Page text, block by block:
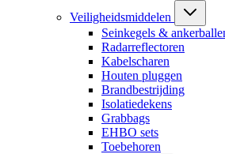
Veiligheidsmiddelen
Seinkegels &
Radarreflectoren
Kabelscharen
Houten pluggen
Brandbestrijding
Isolatiedekens
Grabbags
EHBO sets
Toebehoren